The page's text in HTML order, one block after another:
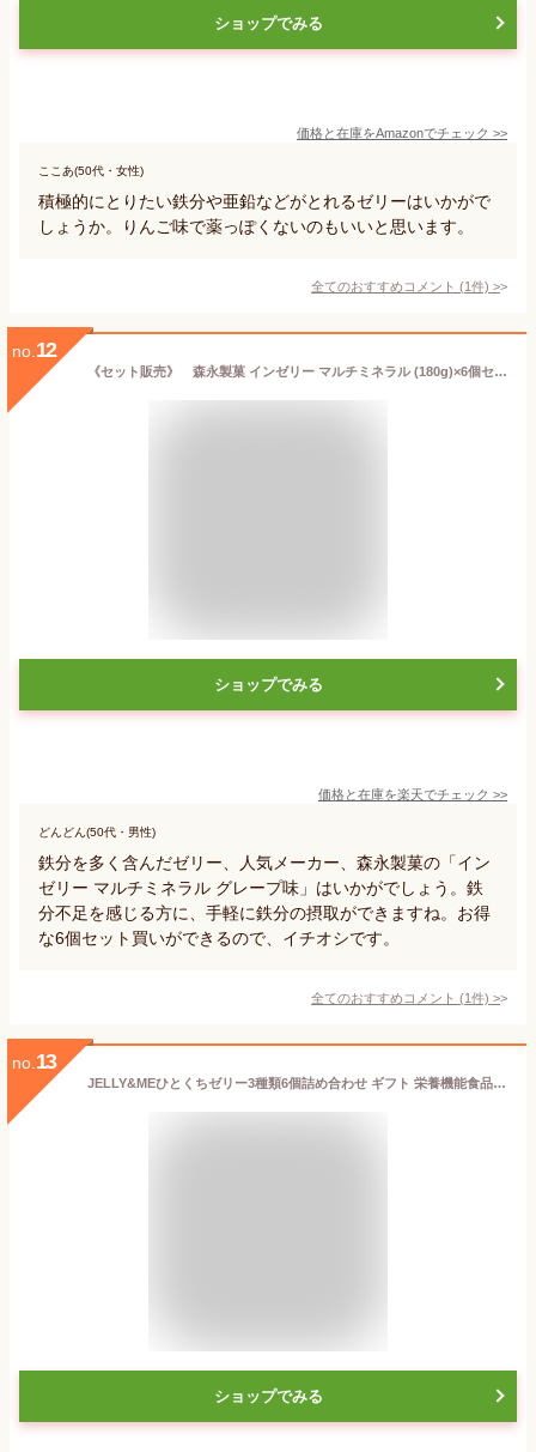
ショップでみる
価格と在庫をAmazonでチェック >>
ここあ(50代・女性)
積極的にとりたい鉄分や亜鉛などがとれるゼリーはいかがで
しょうか。りんご味で薬っぽくないのもいいと思います。
全てのおすすめコメント (1件) >
no. 12
《セット販売》 森永製菓 インゼリー マルチミネラル (180g)×6個セット グレープ味 inゼリー 鉄分 ※軽減税率対象商品
ショップでみる
価格と在庫を楽天でチェック >>
どんどん(50代・男性)
鉄分を多く含んだゼリー、人気メーカー、森永製菓の「イン
ゼリー マルチミネラル グレープ味」はいかがでしょう。鉄
分不足を感じる方に、手軽に鉄分の摂取ができますね。お得
な6個セット買いができるので、イチオシです。
全てのおすすめコメント (1件) >
no. 13
JELLY&MEひとくちゼリー3種類6個詰め合わせ ギフト 栄養機能食品 ロート製薬 巨峰 マンゴー オレンジ 鉄分 亜鉛 銅 母の日 プレゼント 贈り物
ショップでみる